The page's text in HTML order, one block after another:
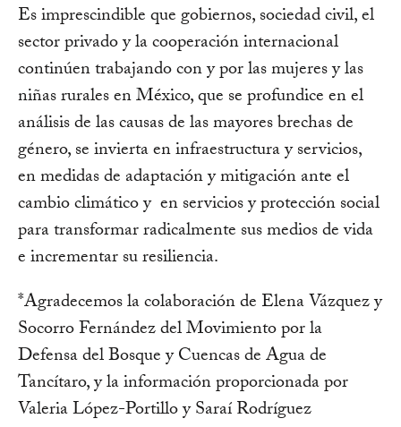
Es imprescindible que gobiernos, sociedad civil, el
sector privado y la cooperación internacional
continúen trabajando con y por las mujeres y las
niñas rurales en México, que se profundice en el
análisis de las causas de las mayores brechas de
género, se invierta en infraestructura y servicios,
en medidas de adaptación y mitigación ante el
cambio climático y en servicios y protección social
para transformar radicalmente sus medios de vida
e incrementar su resiliencia.
*Agradecemos la colaboración de Elena Vázquez y
Socorro Fernández del Movimiento por la
Defensa del Bosque y Cuencas de Agua de
Tancítaro, y la información proporcionada por
Valeria López-Portillo y Saraí Rodríguez